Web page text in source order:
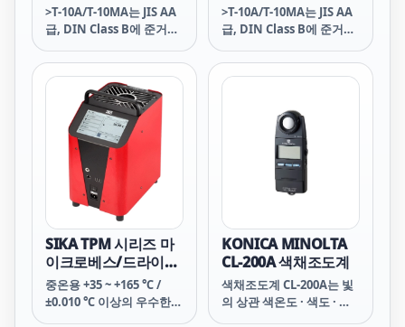
>T-10A/T-10MA는 JIS AA
급, DIN Class B에 준거한
>T-10A/T-10MA는 JIS AA
급, DIN Class B에 준거한
SIKA TPM 시리즈 마
이크로베스/드라이블
럭 ( -35 ~ +165 ℃ )
중온용 +35 ~ +165 ℃ /
±0.010 ℃ 이상의 우수한
KONICA MINOLTA
CL-200A 색채조도계
색채조도계 CL-200A는 빛
의 상관 색온도 · 색도 · 조